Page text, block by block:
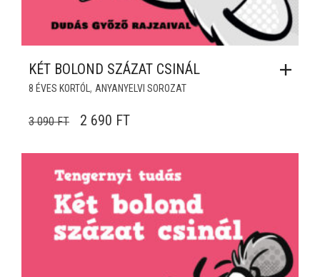
KÉT BOLOND SZÁZAT CSINÁL
8 ÉVES KORTÓL, ANYANYELVI SOROZAT
3 090FT ORIGINAL PRICE WAS: 3 090 FT.
2 690 FTCURRENT PRICE IS: 2 690 FT.